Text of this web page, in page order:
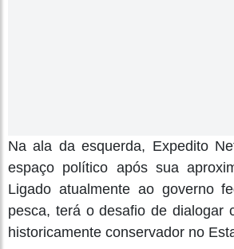
Na ala da esquerda, Expedito
espaço político após sua
Ligado atualmente ao governo
pesca, terá o desafio de dialogar
historicamente conservador no